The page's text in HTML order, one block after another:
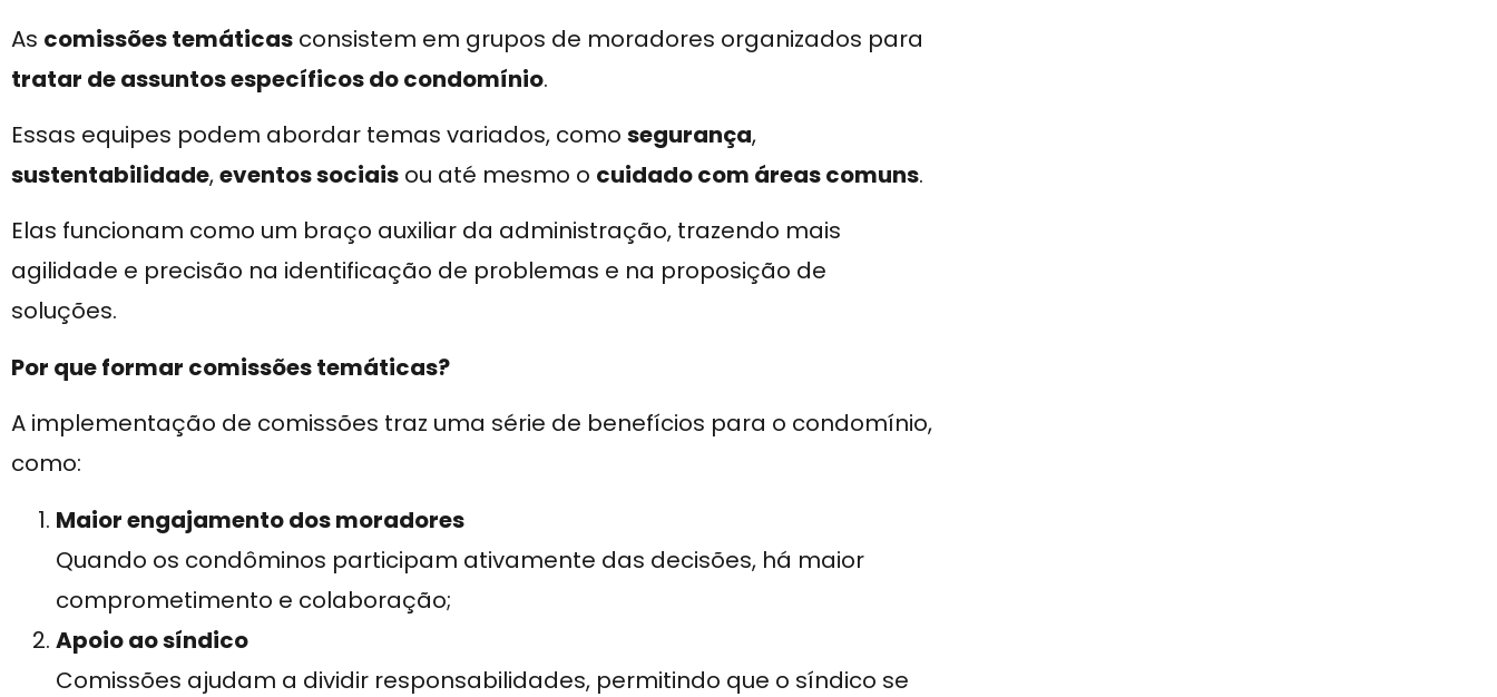
As comissões temáticas consistem em grupos de moradores organizados para
tratar de assuntos específicos do condomínio.
Essas equipes podem abordar temas variados, como segurança,
sustentabilidade,eventos sociais ou até mesmo o cuidado com áreas comuns.
Elas funcionam como um braço auxiliar da administração, trazendo mais
agilidade e precisão na identificação de problemas e na proposição de
soluções.
Por que formar comissões temáticas?
A implementação de comissões traz uma série de benefícios para o condomínio,
como:
Maior engajamento dos moradores
Quando os condôminos participam ativamente das decisões, há maior
comprometimento e colaboração;
Apoio ao síndico
Comissões ajudam a dividir responsabilidades, permitindo que o síndico se